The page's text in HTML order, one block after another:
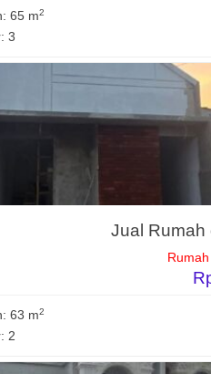
65 m2
3
Jual Rumah
Rumah
63 m2
2